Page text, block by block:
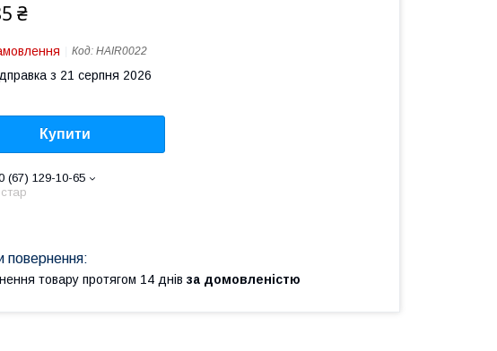
₴
Код: HAIR0022
з 21 серпня 2026
Купити
(67) 129-10-65
товару протягом 14 днів за домовленістю